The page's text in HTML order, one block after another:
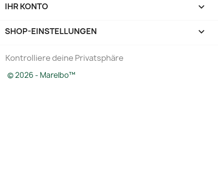
IHR KONTO 
SHOP-EINSTELLUNGEN keyboard_arrow_down
Kontrolliere deine Privatsphäre
© 2026 - Marelbo™